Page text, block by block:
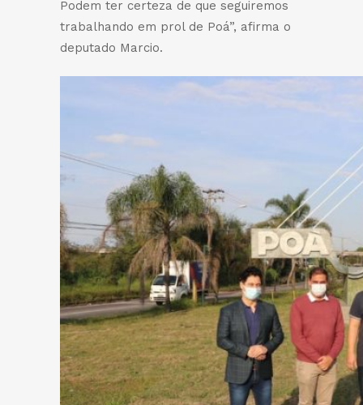
Podem ter certeza de que seguiremos
trabalhando em prol de Poá”, afirma o
deputado Marcio.